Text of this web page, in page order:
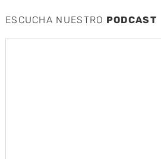
ESCUCHA NUESTRO PODCAST